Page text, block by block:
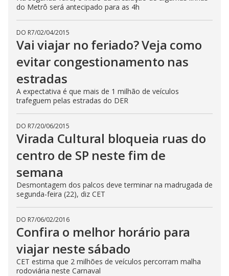
do Metrô será antecipado para as 4h
DO R7/02/04/2015
Vai viajar no feriado? Veja como
evitar congestionamento nas
estradas
A expectativa é que mais de 1 milhão de veículos
trafeguem pelas estradas do DER
DO R7/20/06/2015
Virada Cultural bloqueia ruas do
centro de SP neste fim de
semana
Desmontagem dos palcos deve terminar na madrugada de
segunda-feira (22), diz CET
DO R7/06/02/2016
Confira o melhor horário para
viajar neste sábado
CET estima que 2 milhões de veículos percorram malha
rodoviária neste Carnaval